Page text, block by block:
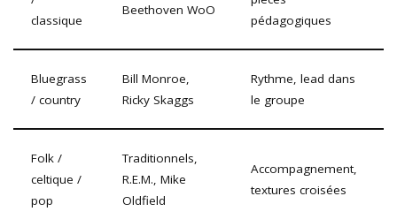
classique
Beethoven WoO
pédagogiques
Bluegrass
/ country
Bill Monroe,
Ricky Skaggs
Rythme, lead dans
le groupe
Folk /
celtique /
pop
Traditionnels,
R.E.M., Mike
Oldfield
Accompagnement,
textures croisées